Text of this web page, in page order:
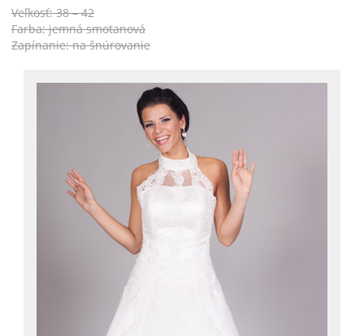
Veľkosť: 38 – 42
Farba: jemná smotanová
Zapínanie: na šnúrovanie